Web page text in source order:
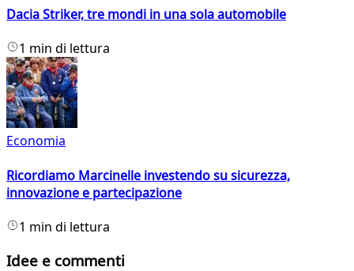
Dacia Striker, tre mondi in una sola automobile
1 min di lettura
Economia
Ricordiamo Marcinelle investendo su sicurezza,
innovazione e partecipazione
1 min di lettura
Idee e commenti